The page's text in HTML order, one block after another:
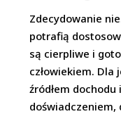
Zdecydowanie
potrafią
są cierpliwe i
człowiekiem.
źródłem
doświadczeniem,